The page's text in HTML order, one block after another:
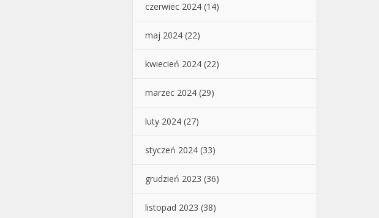
czerwiec 2024 (14)
maj 2024 (22)
kwiecień 2024 (22)
marzec 2024 (29)
luty 2024 (27)
styczeń 2024 (33)
grudzień 2023 (36)
listopad 2023 (38)